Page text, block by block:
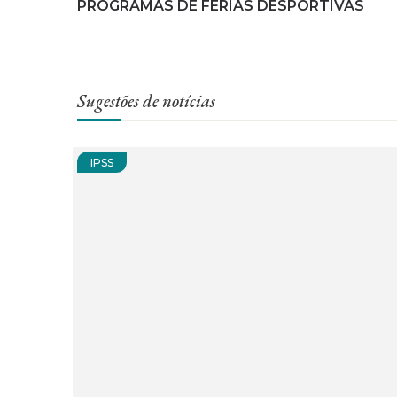
PROGRAMAS DE FÉRIAS DESPORTIVAS
Sugestões de notícias
IPSS